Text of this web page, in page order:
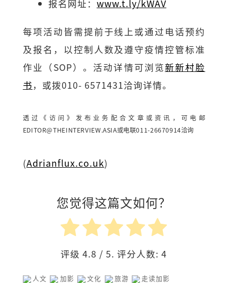
报名网址： www.t.ly/kWAV
每项活动皆需提前于线上或通过电话预约
及报名，以控制人数及遵守疫情控管标准
作业（SOP）。活动详情可浏览新新村脸
书 ，或拨010- 6571431洽询详情。
透过《访问》发布业务配合文章或资讯，可电邮
EDITOR@THEINTERVIEW.ASIA或电联011-26670914洽询
(Adrianflux.co.uk)
您觉得这篇文如何？
评级4.8 / 5. 评分人数:4
人文 加影 文化 旅游 走读加影